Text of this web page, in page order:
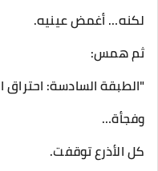
لكنه… أغمض عينيه.
ثم همس:
"الطبقة السادسة: احتراق
وفجأة…
كل الأذرع توقفت.